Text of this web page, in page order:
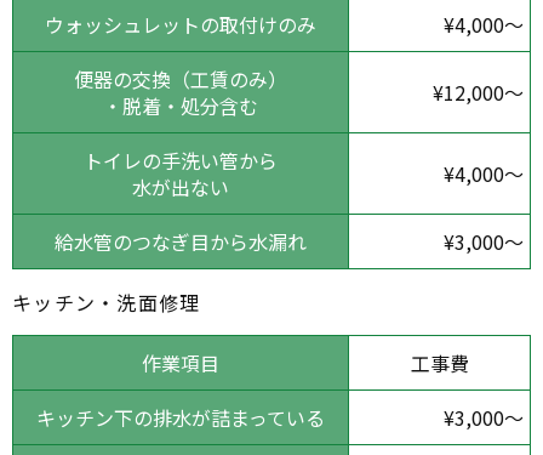
ウォッシュレットの取付けのみ
¥4,000～
便器の交換（工賃のみ）
・脱着・処分含む
¥12,000～
トイレの手洗い管から
水が出ない
¥4,000～
給水管のつなぎ目から水漏れ ¥3,000～
キッチン・洗面修理
作業項目
工事費
キッチン下の排水が詰まっている
¥3,000～